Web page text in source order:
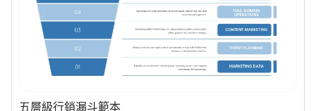
五層級行銷漏斗範本